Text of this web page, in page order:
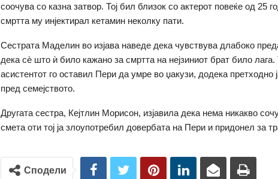
соочува со казна затвор. Тој бил близок со актерот повеќе од 25
смртта му инјектирал кетамин неколку пати.
Сестрата Маделин во изјава наведе дека чувствува длабокo
дека сè што ѝ било кажано за смртта на нејзиниот брат било
асистентот го оставил Пери да умре во џакузи, додека претходно
пред семејството.
Другата сестра, Кејтлин Морисон, изјавила дека нема никакво
смета оти тој ја злоупотребил довербата на Пери и придонел за
Сподели